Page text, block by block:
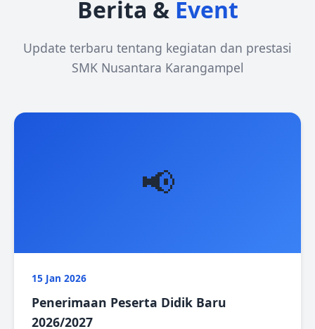
Berita & Event
Update terbaru tentang kegiatan dan prestasi
SMK Nusantara Karangampel
📢
15 Jan 2026
Penerimaan Peserta Didik Baru
2026/2027